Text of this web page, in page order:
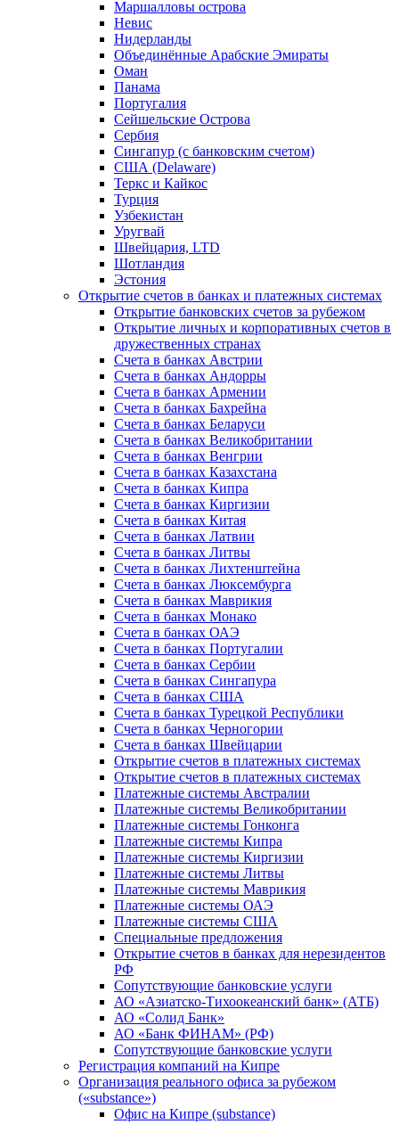
Маршалловы острова
Нeвис
Нидерланды
Объединённые Арабские Эмираты
Оман
Панама
Португалия
Сейшельские Острова
Сербия
Сингапур (c банковским счетом)
США (Delaware)
Теркс и Кайкос
Турция
Узбекистан
Уругвай
Швейцария, LTD
Шотландия
Эстония
Открытие счетов в банках и платежных системах
Открытие банковских счетов за рубежом
Открытие личных и корпоративных счетов в
дружественных странах
Счета в банках Австрии
Счета в банках Андорры
Счета в банках Армении
Счета в банках Бахрейна
Счета в банках Беларуси
Счета в банках Великобритании
Счета в банках Венгрии
Счета в банках Казахстана
Счета в банках Кипра
Счета в банках Киргизии
Счета в банках Китая
Счета в банках Латвии
Счета в банках Литвы
Счета в банках Лихтенштейна
Счета в банках Люксембурга
Счета в банках Маврикия
Счета в банках Монако
Счета в банках ОАЭ
Счета в банках Португалии
Счета в банках Сербии
Счета в банках Сингапура
Счета в банках США
Счета в банках Турецкой Республики
Счета в банках Черногории
Счета в банках Швейцарии
Открытие счетов в платежных системах
Открытие счетов в платежных системах
Платежные системы Австралии
Платежные системы Великобритании
Платежные системы Гонконга
Платежные системы Кипра
Платежные системы Киргизии
Платежные системы Литвы
Платежные системы Маврикия
Платежные системы ОАЭ
Платежные системы США
Специальные предложения
Открытие счетов в банках для нерезидентов
РФ
Сопутствующие банковские услуги
АО «Азиатско-Тихоокеанский банк» (АТБ)
АО «Солид Банк»
АО «Банк ФИНАМ» (РФ)
Сопутствующие банковские услуги
Регистрация компаний на Кипре
Организация реального офиса за рубежом
(«substance»)
Офис на Кипре (substance)